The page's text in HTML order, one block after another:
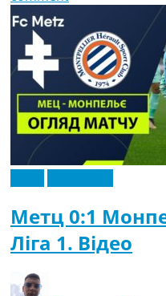
Метц 0:1
Ліга 1. Відео